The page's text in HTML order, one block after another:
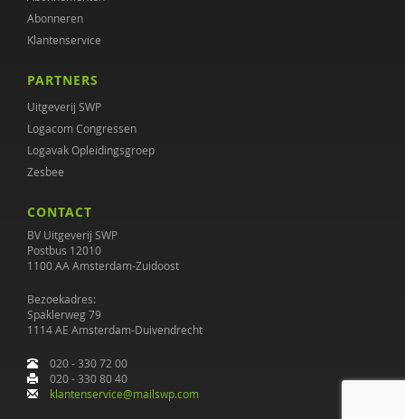
Abonneren
Klantenservice
PARTNERS
Uitgeverij SWP
Logacom Congressen
Logavak Opleidingsgroep
Zesbee
CONTACT
BV Uitgeverij SWP
Postbus 12010
1100 AA Amsterdam-Zuidoost
Bezoekadres:
Spaklerweg 79
1114 AE Amsterdam-Duivendrecht
020 - 330 72 00
020 - 330 80 40
klantenservice@mailswp.com